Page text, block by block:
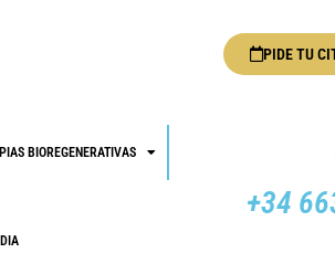
PIDE TU
BIOREGENERATIVAS
+34